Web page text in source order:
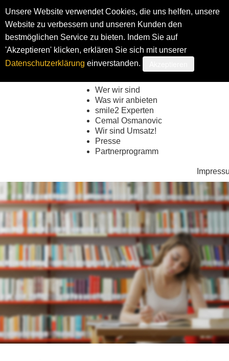
Wer wir sind
Was wir anbieten
smile2 Experten
Cemal Osmanovic
Wir sind Umsatz!
Presse
Partnerprogramm
Unsere Website verwendet Cookies, die uns helfen, unsere
Website zu verbessern und unseren Kunden den
bestmöglichen Service zu bieten. Indem Sie auf
'Akzeptieren' klicken, erklären Sie sich mit unserer
Datenschutzerklärung einverstanden.